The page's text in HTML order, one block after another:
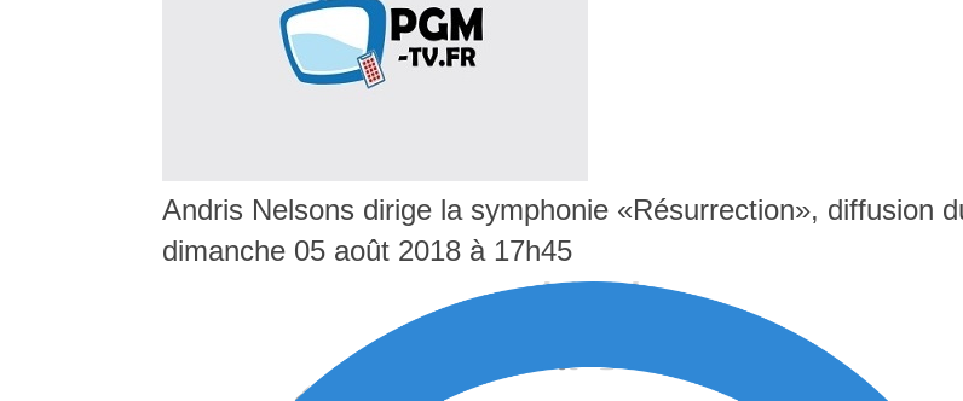
Andris Nelsons dirige la symphonie «Résurrection», diffusion
dimanche 05 août 2018 à 17h45